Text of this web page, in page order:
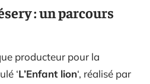
: un parcours
producteur pour la
‘L’Enfant lion‘, réalisé par